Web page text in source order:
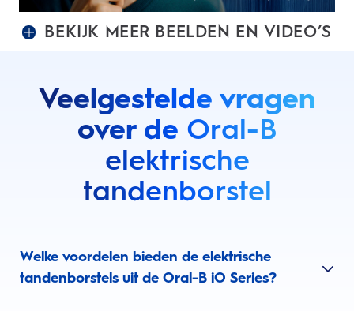
BEKIJK MEER BEELDEN EN VIDEO’S
Veelgestelde vragen
over de Oral-B
elektrische
tandenborstel
Welke voordelen bieden de elektrische
tandenborstels uit de Oral-B iO Series?